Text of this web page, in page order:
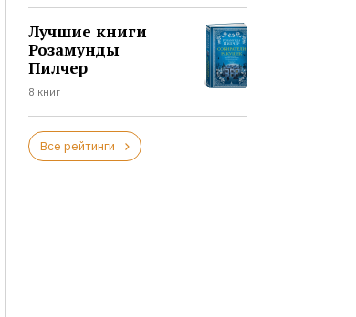
Лучшие книги
Розамунды
Пилчер
8 книг
Все рейтинги